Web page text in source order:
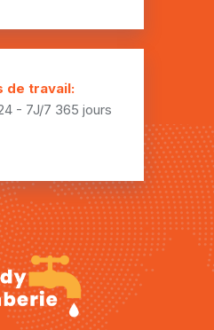
Gondregnies
Graty
Harchies
Hellebecq
Herquegies
Houtaing
de travail:
- 7J/7 365 jours